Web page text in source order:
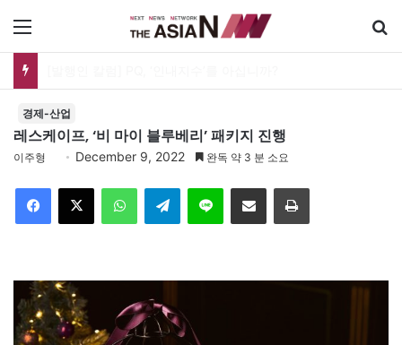
경제-산업
레스케이프, ‘비 마이 블루베리’ 패키지 진행
이주형 December 9, 2022 완독 약 3 분 소요
Telegram 이메일